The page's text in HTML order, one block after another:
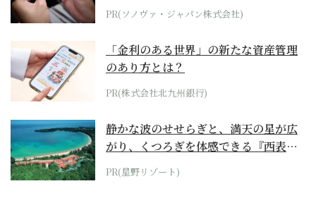
PR(ソノヴァ・ジャパン株式会社)
「金利のある世界」の新たな資産管理
のあり方とは？
PR(株式会社北九州銀行)
静かな波のせせらぎと、満天の星が広
がり、くつろぎを体感できる『西表島
ホテル by...
PR(星野リゾート)